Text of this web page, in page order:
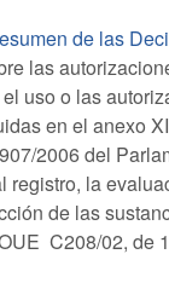
de las
las
uso o las
en el anexo
2006 del
registro, la
de las
C208/02, de